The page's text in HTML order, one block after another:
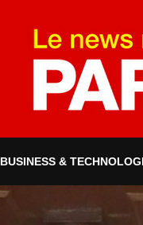
BUSINESS &